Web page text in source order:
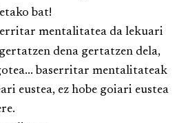
bat!
mentalitatea da lekuari
dena gertatzen dela,
baserritar mentalitateak
eustea, ez hobe goiari eustea